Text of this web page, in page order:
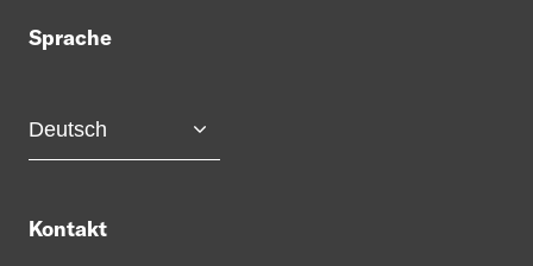
Sprache
Kontakt